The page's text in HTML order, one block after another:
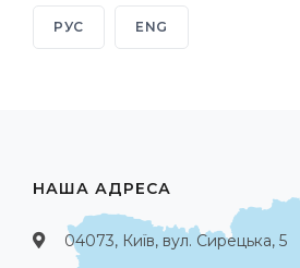
РУС ENG
НАША АДРЕСА
04073, Київ, вул. Сирецька, 5